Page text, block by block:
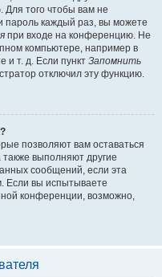
Для того чтобы вам не
пароль каждый раз, вы можете
при входе на конференцию. Не
компьютере, например в
и т. д. Если пункт Запомнить
отключил эту функцию.
позволяют вам оставаться
выполняют другие
сообщений, если эта
Если вы испытываете
конференции, возможно,